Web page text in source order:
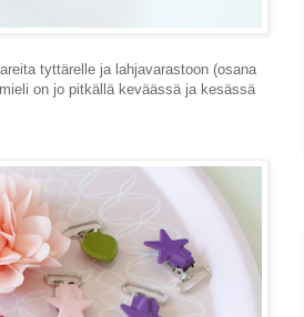
tyttärelle ja lahjavarastoon (osana
on jo pitkällä keväässä ja kesässä